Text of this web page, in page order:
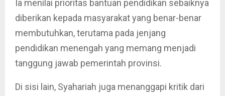
Ia menilai prioritas bantuan pendidikan sebaiknya
diberikan kepada masyarakat yang benar-benar
membutuhkan, terutama pada jenjang
pendidikan menengah yang memang menjadi
tanggung jawab pemerintah provinsi.
Di sisi lain, Syahariah juga menanggapi kritik dari